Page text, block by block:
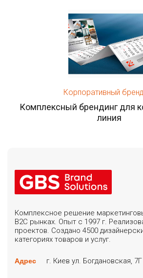
Корпоративный
Комплексный брендинг для
линия
Комплексное решение
B2C рынках. Опыт с 1997 г.
проектов. Создано 4500
категориях товаров и услуг.
Адрес г. Киев ул. Богдановская,